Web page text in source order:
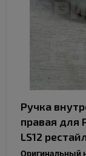
Ручка
правая для
LS12
Оригинальный